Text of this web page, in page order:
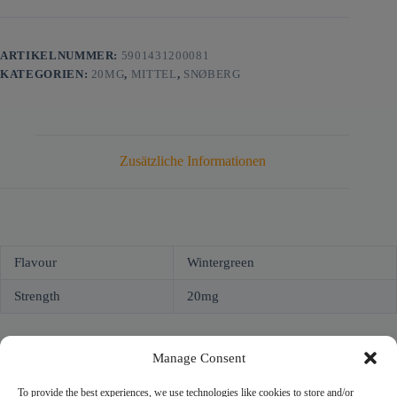
Manage Consent
To provide the best experiences, we use technologies like cookies to store and/or
ARTIKELNUMMER: 5901431200081
KATEGORIEN: 20MG, MITTEL, SNØBERG
Zusätzliche Informationen
Flavour Wintergreen
Strength 20mg